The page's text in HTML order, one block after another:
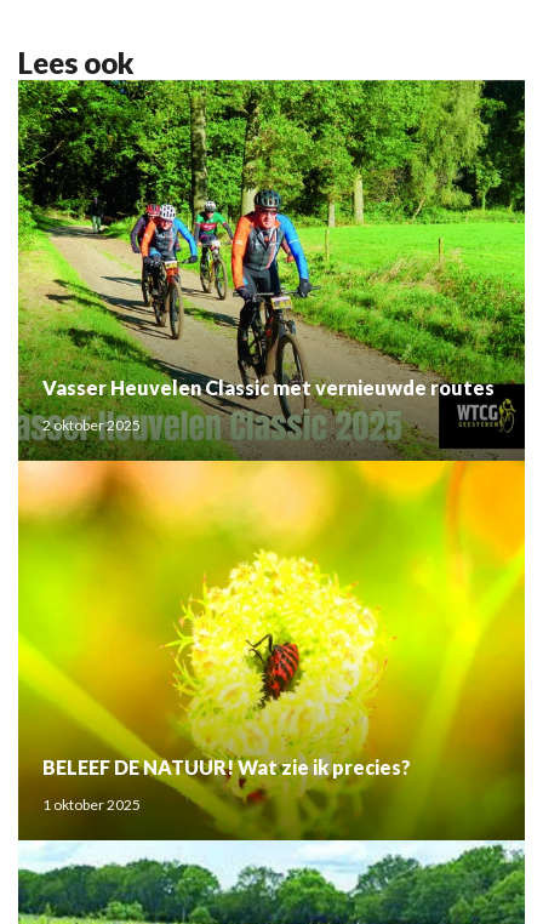
Lees ook
Vasser Heuvelen Classic met vernieuwde routes
2 oktober 2025
BELEEF DE NATUUR! Wat zie ik precies?
1 oktober 2025